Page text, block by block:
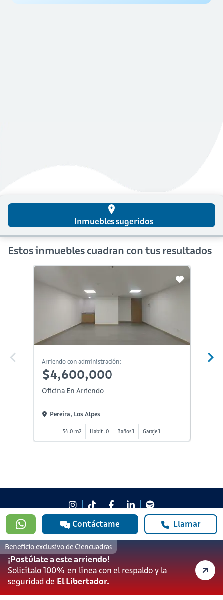
Contáctame Llamar
Beneficio exclusivo de Ciencuadras
¡Postúlate a este arriendo!
Solicítalo 100% en línea con el respaldo y la
seguridad de El Libertador.
place
Inmuebles sugeridos
Estos inmuebles cuadran con tus resultados
Arriendo con administración:
$4,600,000
Oficina En Arriendo
Pereira, Los Alpes
54.0 m2 Habit. 0 Baños 1 Garaje 1
601 3905331
lineadesoporte923@serviciosbolivar.com
Canales de preferencia
Preguntas frecuentes